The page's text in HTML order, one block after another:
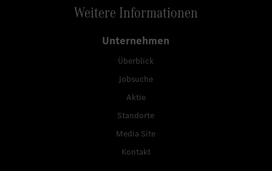
Weitere Informationen
Unternehmen
Überblick
Jobsuche
Aktie
Standorte
Media Site
Kontakt